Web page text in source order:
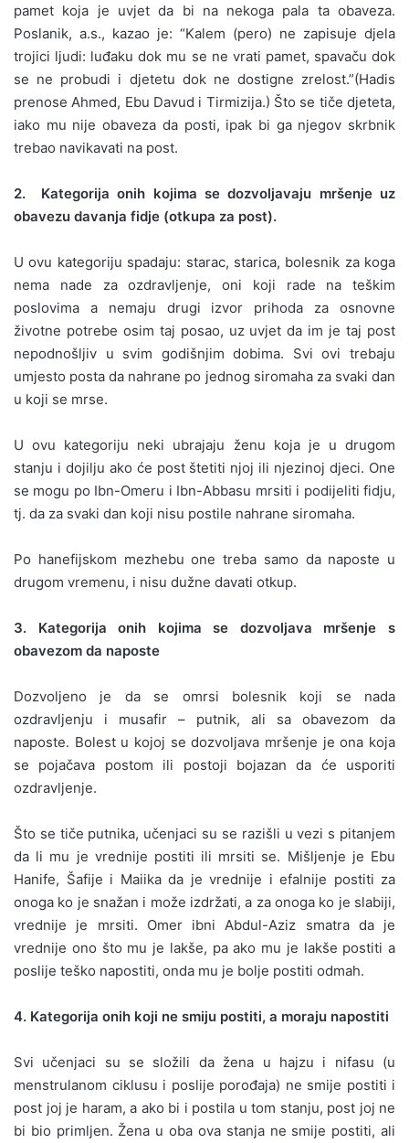
pamet koja je uvjet da bi na nekoga pala ta obaveza.
Poslanik, a.s., kazao je: “Kalem (pero) ne zapisuje djela
trojici ljudi: luđaku dok mu se ne vrati pamet, spavaču dok
se ne probudi i djetetu dok ne dostigne zrelost.”(Hadis
prenose Ahmed, Ebu Davud i Tirmizija.) Što se tiče djeteta,
iako mu nije obaveza da posti, ipak bi ga njegov skrbnik
trebao navikavati na post.
2. Kategorija onih kojima se dozvoljavaju mršenje uz
obavezu davanja fidje (otkupa za post).
U ovu kategoriju spadaju: starac, starica, bolesnik za koga
nema nade za ozdravljenje, oni koji rade na teškim
poslovima a nemaju drugi izvor prihoda za osnovne
životne potrebe osim taj posao, uz uvjet da im je taj post
nepodnošljiv u svim godišnjim dobima. Svi ovi trebaju
umjesto posta da nahrane po jednog siromaha za svaki dan
u koji se mrse.
U ovu kategoriju neki ubrajaju ženu koja je u drugom
stanju i dojilju ako će post štetiti njoj ili njezinoj djeci. One
se mogu po Ibn-Omeru i Ibn-Abbasu mrsiti i podijeliti fidju,
tj. da za svaki dan koji nisu postile nahrane siromaha.
Po hanefijskom mezhebu one treba samo da naposte u
drugom vremenu, i nisu dužne davati otkup.
3. Kategorija onih kojima se dozvoljava mršenje s
obavezom da naposte
Dozvoljeno je da se omrsi bolesnik koji se nada
ozdravljenju i musafir – putnik, ali sa obavezom da
naposte. Bolest u kojoj se dozvoljava mršenje je ona koja
se pojačava postom ili postoji bojazan da će usporiti
ozdravljenje.
Što se tiče putnika, učenjaci su se razišli u vezi s pitanjem
da li mu je vrednije postiti ili mrsiti se. Mišljenje je Ebu
Hanife, Šafije i Maiika da je vrednije i efalnije postiti za
onoga ko je snažan i može izdržati, a za onoga ko je slabiji,
vrednije je mrsiti. Omer ibni Abdul-Aziz smatra da je
vrednije ono što mu je lakše, pa ako mu je lakše postiti a
poslije teško napostiti, onda mu je bolje postiti odmah.
4. Kategorija onih koji ne smiju postiti, a moraju napostiti
Svi učenjaci su se složili da žena u hajzu i nifasu (u
menstrulanom ciklusu i poslije porođaja) ne smije postiti i
post joj je haram, a ako bi i postila u tom stanju, post joj ne
bi bio primljen. Žena u oba ova stanja ne smije postiti, ali